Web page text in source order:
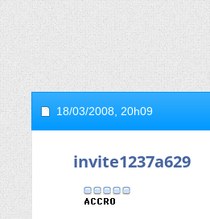
18/03/2008, 20h09
invite1237a629